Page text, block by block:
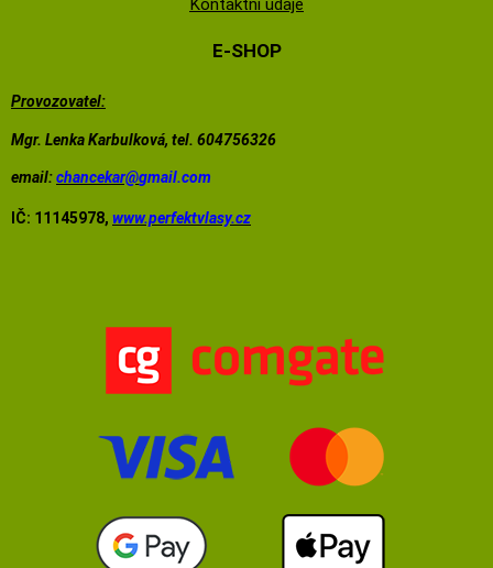
Kontaktní údaje
E-SHOP
Provozovatel:
Mgr. Lenka Karbulková, tel. 604756326
email:chancekar@gmail.com
IČ: 11145978, www.perfektvlasy.cz